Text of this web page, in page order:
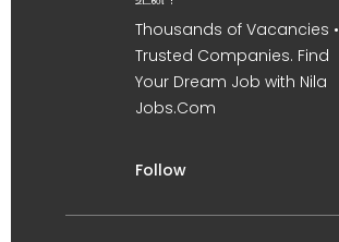
Thousands of Vacancies •
Trusted Companies. Find
Your Dream Job with Nila
Jobs.Com
Follow